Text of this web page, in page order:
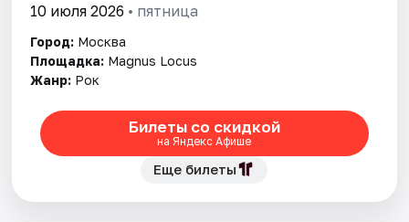
Артисты
Рейтинги
10 июля 2026 • пятница
Город: Москва
Площадка: Magnus Locus
Жанр: Рок
Билеты со скидкой
на Яндекс Афише
Еще билеты